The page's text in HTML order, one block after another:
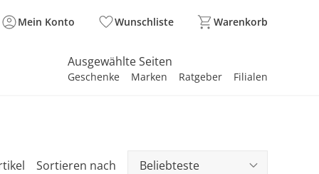
Mein Konto Wunschliste Warenkorb
Ausgewählte Seiten
Geschenke Marken Ratgeber Filialen
Sortieren nach